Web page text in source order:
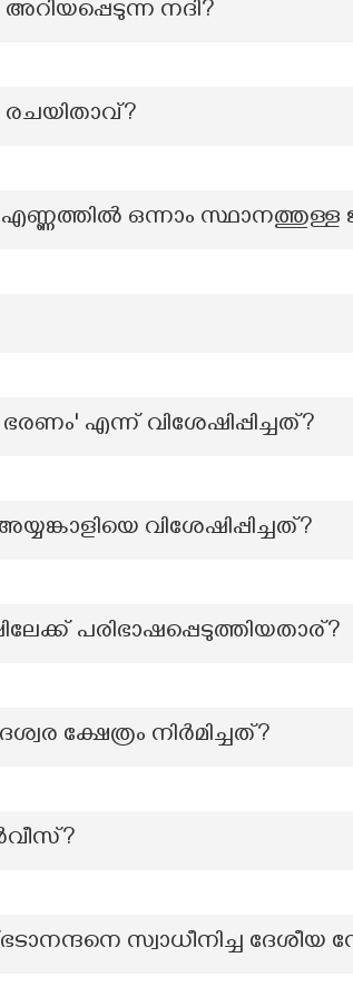
നദി?
രചയിതാവ്?
ഒന്നാം സ്ഥാനത്തുള്ള
എന്ന് വിശേഷിപ്പിച്ചത്?
വിശേഷിപ്പിച്ചത്?
പരിഭാഷപ്പെടുത്തിയതാര്?
ക്ഷേത്രം നിർമിച്ചത്?
സ്വാധീനിച്ച ദേശീയ